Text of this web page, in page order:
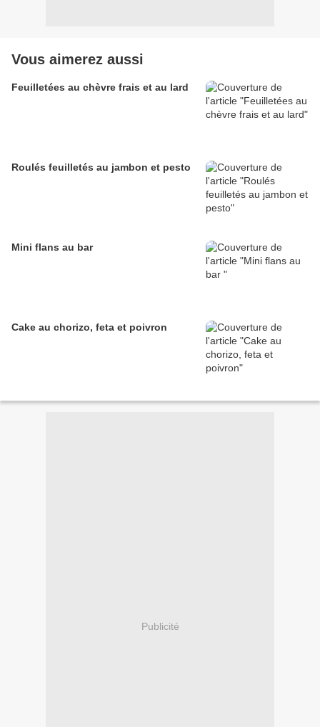
Vous aimerez aussi
Feuilletées au chèvre frais et au lard
Roulés feuilletés au jambon et pesto
Mini flans au bar
Cake au chorizo, feta et poivron
Publicité